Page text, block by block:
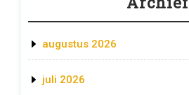
augustus 2026
juli 2026